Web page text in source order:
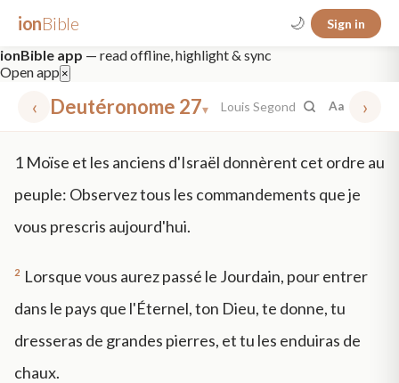
ionBible 🌙 Sign in
ionBible app — read offline, highlight & sync
Open app ×
‹ Deutéronome 27▾ Louis Segond Aa ›
mt 5 "peace that passeth" grace -law
1 Moïse et les anciens d'Israël donnèrent cet ordre au
peuple: Observez tous les commandements que je
vous prescris aujourd'hui.
2 Lorsque vous aurez passé le Jourdain, pour entrer
dans le pays que l'Éternel, ton Dieu, te donne, tu
dresseras de grandes pierres, et tu les enduiras de
chaux.